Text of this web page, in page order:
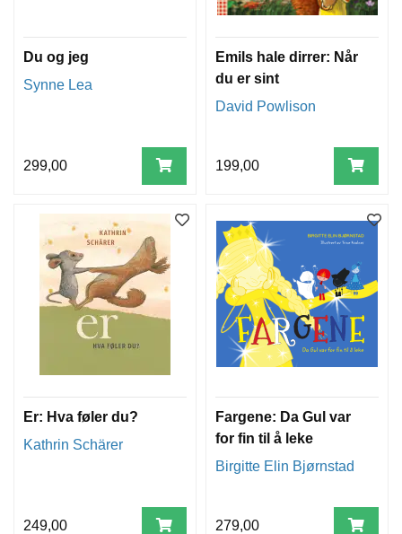
Du og jeg
Synne Lea
299,00
Emils hale dirrer: Når
du er sint
David Powlison
199,00
Er: Hva føler du?
Kathrin Schärer
249,00
Fargene: Da Gul var
for fin til å leke
Birgitte Elin Bjørnstad
279,00